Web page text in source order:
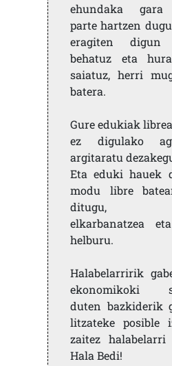
ehundaka gara
parte hartzen
eragiten digun
behatuz eta
saiatuz, herri
batera.
Gure edukiak
ez digulako
argitaratu
Eta eduki hauek
modu libre
ditugu,
elkarbanatzea
helburu.
Halabelarririk
ekonomikoki
duten bazkiderik
litzateke posible
zaitez halabelarri
Hala Bedi!